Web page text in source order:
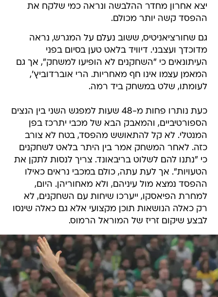
יצא אחרון מחדר ההלבשה ונראה כמי שלקח את
ההפסד קשה יותר מכולם.
גם שחורציאניטיס, ששוב נעלם על המגרש, נראה
מדוכדך ועצבני. דיוויד בלאט טען בסיום בפני
העיתונאים כי "השחקנים לא הופיעו למשחק", אך גם
המאמן עצמו אינו חף מאחריות. הרי אוברדוביץ',
לעומתו, שלט במשחק ביד רמה.
כעת נותרו פחות מ-48 שעות למפגש השני בין הנצים
הספורטיביים, והמאבק הבא של מכבי יתרכז בפן
המנטלי. לא קל להתאושש מהפסד, בטח לא צורב
כזה. לאחר המשחק אמר בין היתר בלאט לשחקנים
כי "נתנו להם לשלוט בריבאונד. צריך לנסות לתקן את
הטעויות". אך לעת עתה, כולם במכבי נראים כאילו
ההפסד נמצא מול עיניהם, ולא מאחוריהן. היום,
למחרת הפיאסקו, ייערכו שיחות עם השחקנים, לא
רק כאלה הנושאות תוכן מקצועי אלא גם כאלה שינסו
לבצע שיקום זריז של המוראל הרמוס.